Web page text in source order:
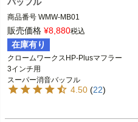
商品番号 WMW-MB01
クロームワークスの3インチ・スリッ
プオンマフラー（スポーツスター、ダ
イナ、ソフテイル）
WorldMotorWorks（ワールドモーター
ワークス）
販売価格 ¥8,880税込
在庫有り
クロームワークスHP-Plusマフラー
3インチ用
スーパー消音バッフル
4.50 (22)